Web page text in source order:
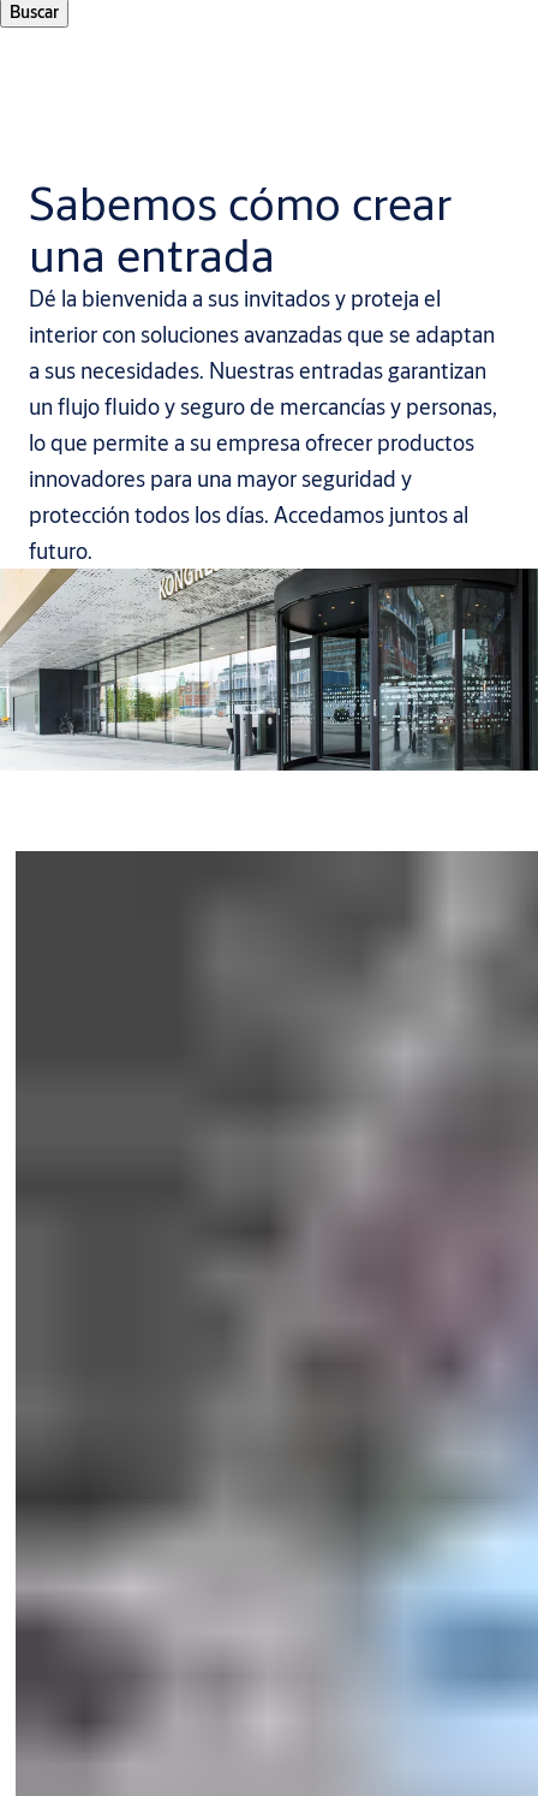
Buscar
Sabemos cómo crear
una entrada
Dé la bienvenida a sus invitados y proteja el
interior con soluciones avanzadas que se adaptan
a sus necesidades. Nuestras entradas garantizan
un flujo fluido y seguro de mercancías y personas,
lo que permite a su empresa ofrecer productos
innovadores para una mayor seguridad y
protección todos los días. Accedamos juntos al
futuro.